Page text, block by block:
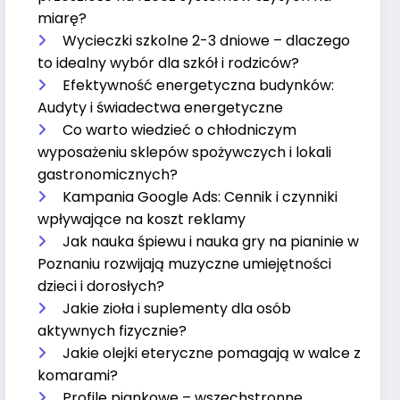
miarę?
Wycieczki szkolne 2-3 dniowe – dlaczego
to idealny wybór dla szkół i rodziców?
Efektywność energetyczna budynków:
Audyty i świadectwa energetyczne
Co warto wiedzieć o chłodniczym
wyposażeniu sklepów spożywczych i lokali
gastronomicznych?
Kampania Google Ads: Cennik i czynniki
wpływające na koszt reklamy
Jak nauka śpiewu i nauka gry na pianinie w
Poznaniu rozwijają muzyczne umiejętności
dzieci i dorosłych?
Jakie zioła i suplementy dla osób
aktywnych fizycznie?
Jakie olejki eteryczne pomagają w walce z
komarami?